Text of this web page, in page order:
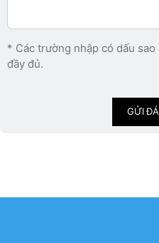
* Các trường nhập có dấu
đầy đủ.
GỬI